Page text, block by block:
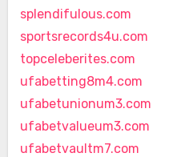
splendifulous.com
sportsrecords4u.com
topceleberites.com
ufabetting8m4.com
ufabetunionum3.com
ufabetvalueum3.com
ufabetvaultm7.com